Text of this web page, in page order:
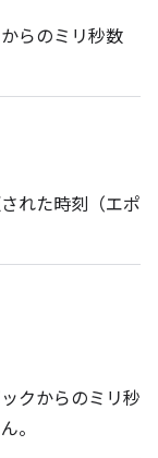
らのミリ秒数
れた時刻（エポ
クからのミリ秒
。